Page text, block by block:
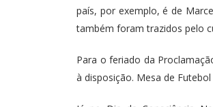
país, por exemplo, é de
também foram trazidos pelo
Para o feriado da
à disposição. Mesa de